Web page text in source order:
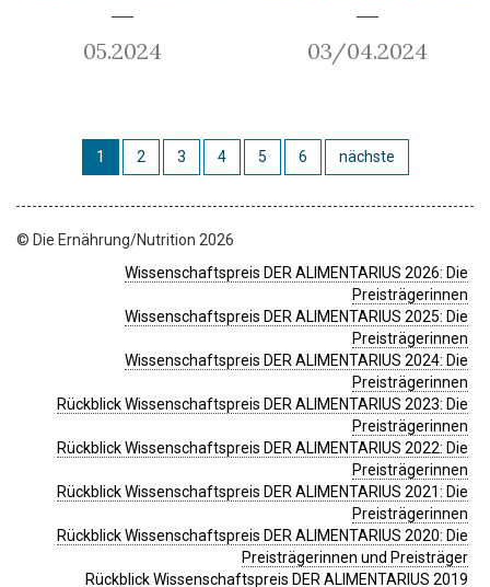
05.2024 03/04.2024
1 2 3 4 5 6 nächste
© Die Ernährung/Nutrition 2026
Wissenschaftspreis DER ALIMENTARIUS 2026: Die
Preisträgerinnen
Wissenschaftspreis DER ALIMENTARIUS 2025: Die
Preisträgerinnen
Wissenschaftspreis DER ALIMENTARIUS 2024: Die
Preisträgerinnen
Rückblick Wissenschaftspreis DER ALIMENTARIUS 2023: Die
Preisträgerinnen
Rückblick Wissenschaftspreis DER ALIMENTARIUS 2022: Die
Preisträgerinnen
Rückblick Wissenschaftspreis DER ALIMENTARIUS 2021: Die
Preisträgerinnen
Rückblick Wissenschaftspreis DER ALIMENTARIUS 2020: Die
Preisträgerinnen und Preisträger
Rückblick Wissenschaftspreis DER ALIMENTARIUS 2019